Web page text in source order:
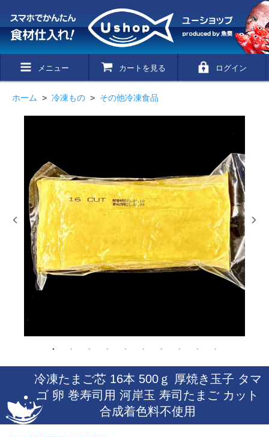
メニュー カートを見る ログイン
ホーム > 冷凍もの > その他冷凍食品
冷凍たまご芯 16本 500ｇ 厚焼き玉子 タマ
ゴ 卵 巻寿司用 河岸玉 寿司たまご カット
合成着色料不使用